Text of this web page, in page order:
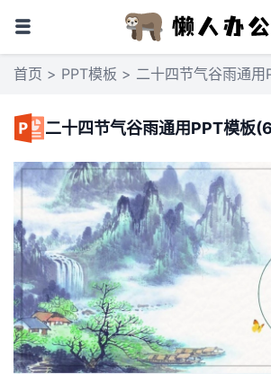
首页 > PPT模板 > 二十四节气谷雨通用
二十四节气谷雨通用PPT模板